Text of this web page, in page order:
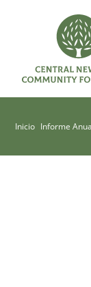
Inicio Informe